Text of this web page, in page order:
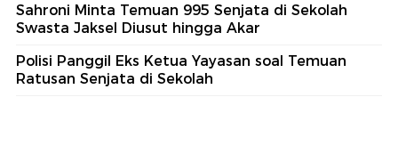
Sahroni Minta Temuan 995 Senjata di Sekolah
Swasta Jaksel Diusut hingga Akar
Polisi Panggil Eks Ketua Yayasan soal Temuan
Ratusan Senjata di Sekolah